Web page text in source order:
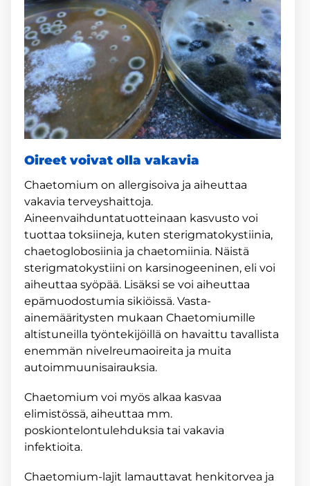
Oireet voivat olla vakavia
Chaetomium on allergisoiva ja aiheuttaa
vakavia terveyshaittoja.
Aineenvaihduntatuotteinaan kasvusto voi
tuottaa toksiineja, kuten sterigmatokystiinia,
chaetoglobosiinia ja chaetomiinia. Näistä
sterigmatokystiini on karsinogeeninen, eli voi
aiheuttaa syöpää. Lisäksi se voi aiheuttaa
epämuodostumia sikiöissä. Vasta-
ainemääritysten mukaan Chaetomiumille
altistuneilla työntekijöillä on havaittu tavallista
enemmän nivelreumaoireita ja muita
autoimmuunisairauksia.
Chaetomium voi myös alkaa kasvaa
elimistössä, aiheuttaa mm.
poskiontelontulehduksia tai vakavia
infektioita.
Chaetomium-lajit lamauttavat henkitorvea ja